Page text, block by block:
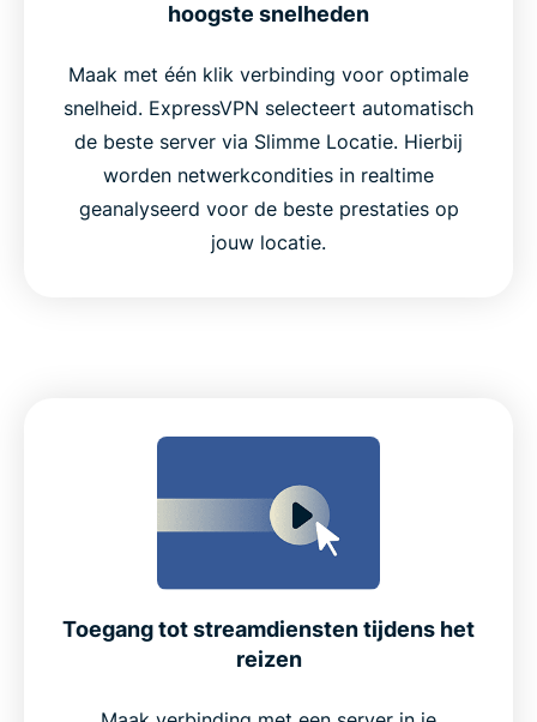
hoogste snelheden
Maak met één klik verbinding voor optimale
snelheid. ExpressVPN selecteert automatisch
de beste server via Slimme Locatie. Hierbij
worden netwerkcondities in realtime
geanalyseerd voor de beste prestaties op
jouw locatie.
Toegang tot streamdiensten tijdens het
reizen